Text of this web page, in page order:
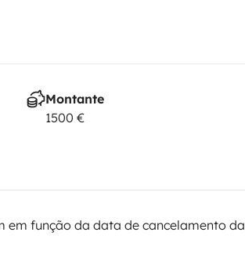
Montante
1500 €
em função da data de cancelamento da